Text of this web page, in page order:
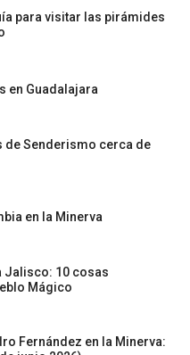
para visitar las pirámides
en Guadalajara
de Senderismo cerca de
en la Minerva
Jalisco: 10 cosas
Mágico
Fernández en la Minerva: